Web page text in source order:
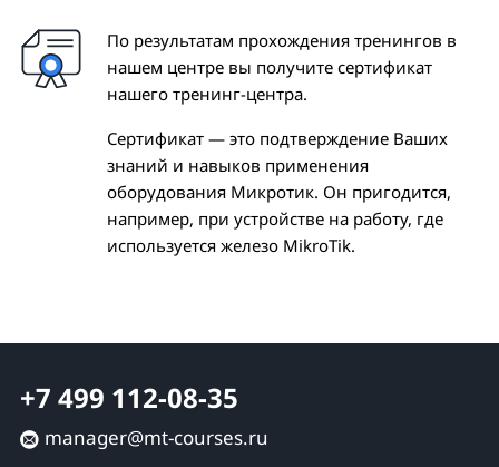
По результатам прохождения тренингов в
нашем центре вы получите сертификат
нашего тренинг-центра.
Сертификат — это подтверждение Ваших
знаний и навыков применения
оборудования Микротик. Он пригодится,
например, при устройстве на работу, где
используется железо MikroTik.
+7 499 112-08-35
manager@mt-courses.ru